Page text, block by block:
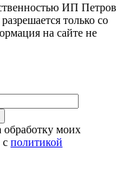
ИП Петров
только со
на сайте не
обработку моих
с политикой